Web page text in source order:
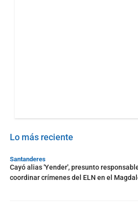
Lo más reciente
Santanderes
Cayó alias 'Yender', presunto
coordinar crímenes del ELN en el